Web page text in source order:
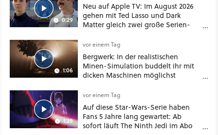
0:29
Neu auf Apple TV: Im August 2026
gehen mit Ted Lasso und Dark
Matter gleich zwei große Serien-
1:06
vor einem Tag
Bergwerk: In der realistischen
Minen-Simulation buddelt ihr mit
dicken Maschinen möglichst
1:29
vor einem Tag
Auf diese Star-Wars-Serie haben
Fans 5 Jahre lang gewartet: Ab
sofort läuft The Ninth Jedi im Abo